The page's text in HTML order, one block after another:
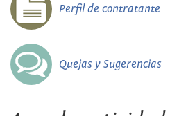
Perfil de contratante
Quejas y Sugerencias